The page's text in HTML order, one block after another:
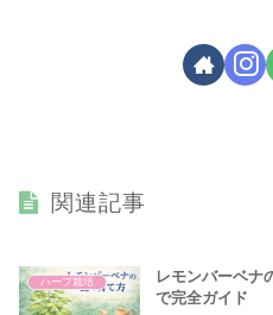
関連記事
ハーブ栽培
レモンバーベナ
で完全ガイド